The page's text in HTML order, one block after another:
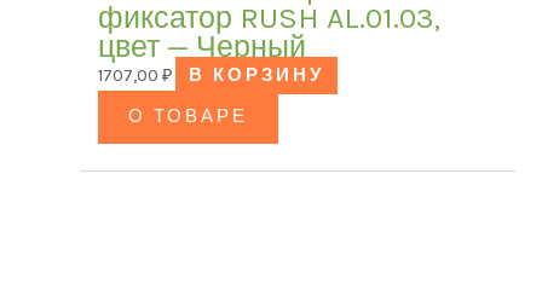
фиксатор RUSH AL.01.03,
цвет — Черный
1707,00 ₽
В КОРЗИНУ
О ТОВАРЕ